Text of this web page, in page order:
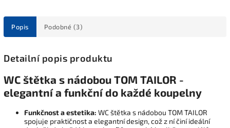
Popis Podobné (3)
Detailní popis produktu
WC štětka s nádobou TOM TAILOR -
elegantní a funkční do každé koupelny
Funkčnost a estetika: WC štětka s nádobou TOM TAILOR
spojuje praktičnost a elegantní design, což z ní činí ideální